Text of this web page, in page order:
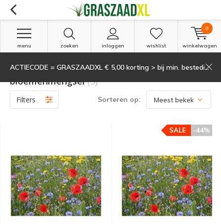
zoeken inloggen
menu wishlist winkelwagen
0
ACTIECODE = GRASZAADXL € 5,00 korting > bij min. besteding van 135,-
Producten getagd met Wilde
bloemenmengsel(5)
Filters Sorteren op:
-44%
SALE